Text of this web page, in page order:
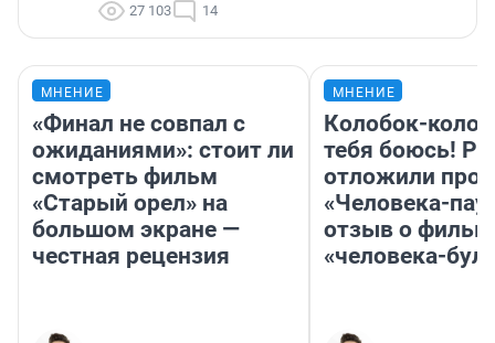
27 103 14
МНЕНИЕ
«Финал не совпал с
ожиданиями»: стоит ли
смотреть фильм
«Старый орел» на
большом экране —
честная рецензия
МНЕНИЕ
Колобок-
тебя боюсь!
отложили
«Человека-
отзыв о
«человека-